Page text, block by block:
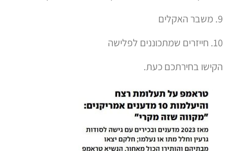
9. משבר האקלים
10. חייזרים שמתכוננים לפלישה
הקישו בחירתכם כעת.